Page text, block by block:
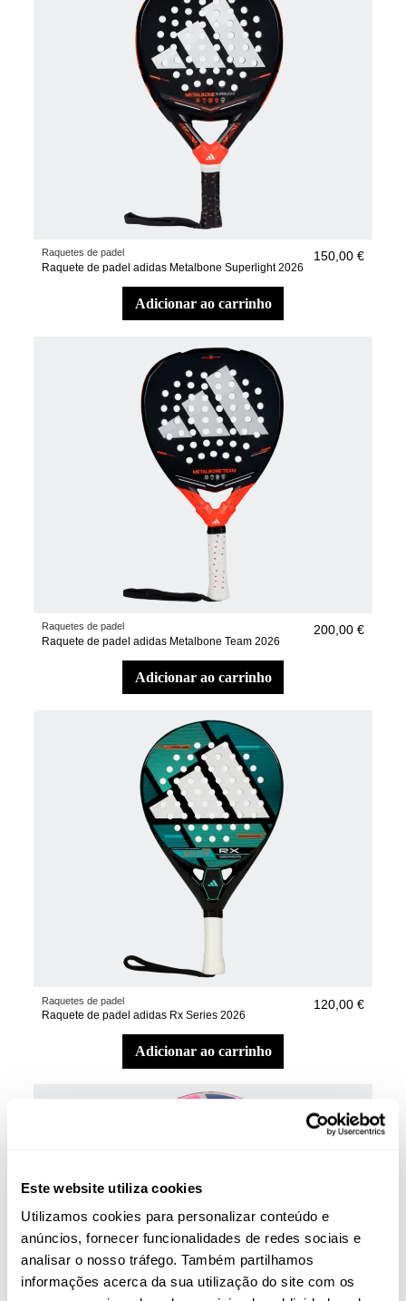
Este website utiliza cookies
Utilizamos cookies para personalizar conteúdo e
anúncios, fornecer funcionalidades de redes sociais e
analisar o nosso tráfego. Também partilhamos
informações acerca da sua utilização do site com os
Raquetes de padel
Raquete de padel adidas Metalbone Superlight 2026
150,00 €
adicionar ao carrinho
Raquetes de padel
Raquete de padel adidas Metalbone Team 2026
200,00 €
adicionar ao carrinho
Raquetes de padel
Raquete de padel adidas Rx Series 2026
120,00 €
adicionar ao carrinho